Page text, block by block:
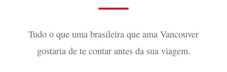
Tudo o que uma brasileira que ama Vancouver
gostaria de te contar antes da sua viagem.